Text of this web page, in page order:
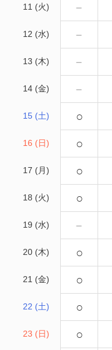
11 (火) －
12 (水) －
13 (木) －
14 (金) －
15 (土) ○
16 (日) ○
17 (月) ○
18 (火) ○
19 (水) －
20 (木) ○
21 (金) ○
22 (土) ○
23 (日) ○